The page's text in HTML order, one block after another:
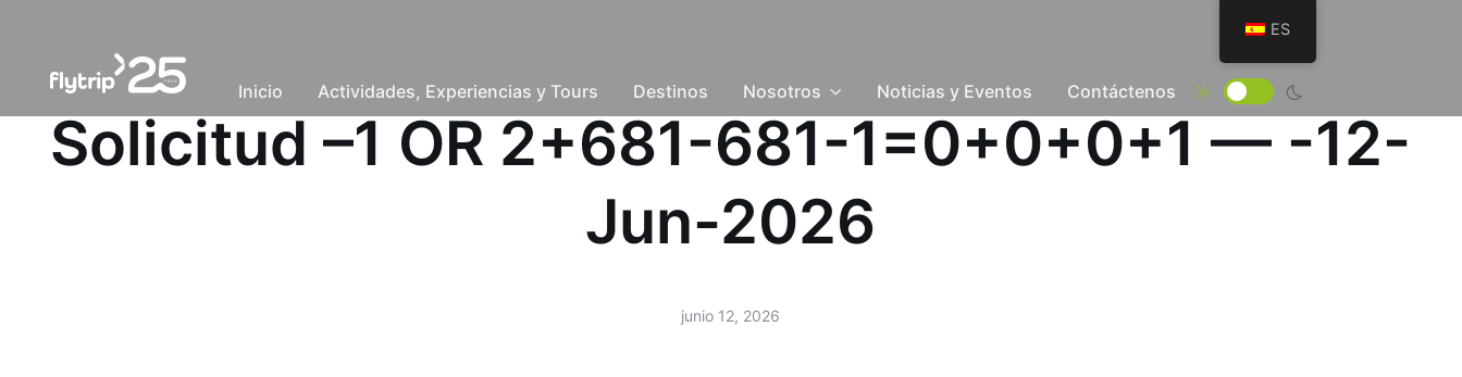
Inicio Actividades, Experiencias y Tours Destinos Nosotros Noticias y Eventos Contáctenos
Solicitud –1 OR 2+681-681-1=0+0+0+1 — -12-
Jun-2026
junio 12, 2026
ES